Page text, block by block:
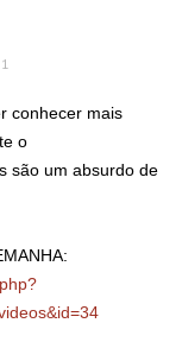
conhecer mais
o
são um absurdo de